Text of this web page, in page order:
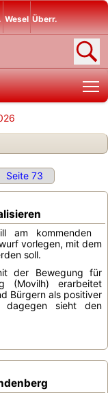
Wesel Überr.
Seite 73
am kommenden
vorlegen, mit dem
soll.
der Bewegung für
(Movilh) erarbeitet
Bürgern als positiver
dagegen sieht den